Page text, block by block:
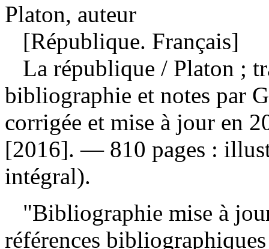
Platon, auteur
[République. Français]
La république / Platon ;
bibliographie et notes par
corrigée et mise à jour en
[2016]. — 810 pages :
intégral).
"Bibliographie mise à
références